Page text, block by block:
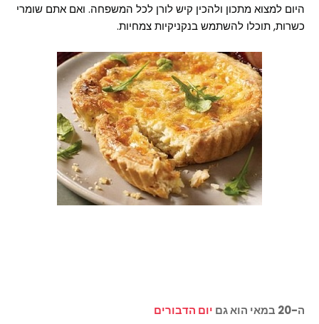
היום למצוא מתכון ולהכין קיש לורן לכל המשפחה. ואם אתם שומרי
כשרות, תוכלו להשתמש בנקניקיות צמחיות.
ה-20 במאי הוא גם יום הדבורים